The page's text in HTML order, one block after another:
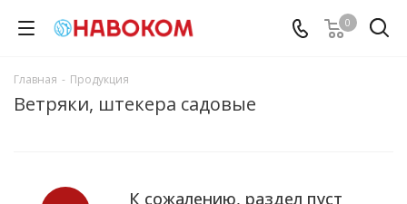
0
Главная - Продукция
Ветряки, штекера садовые
К сожалению, раздел пуст